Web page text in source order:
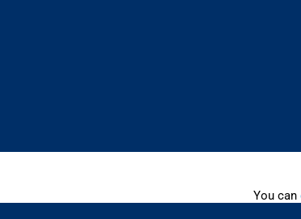
You can